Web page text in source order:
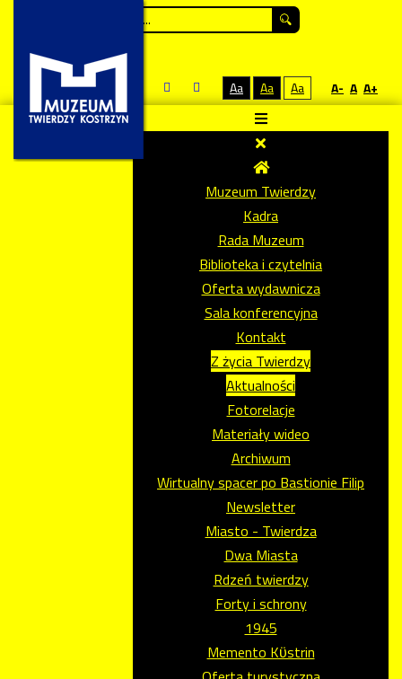
Aa Aa Aa A- A A+
Muzeum Twierdzy
Kadra
Rada Muzeum
Biblioteka i czytelnia
Oferta wydawnicza
Sala konferencyjna
Kontakt
Z życia Twierdzy
Aktualności
Fotorelacje
Materiały wideo
Archiwum
Wirtualny spacer po Bastionie Filip
Newsletter
Miasto - Twierdza
Dwa Miasta
Rdzeń twierdzy
Forty i schrony
1945
Memento Kϋstrin